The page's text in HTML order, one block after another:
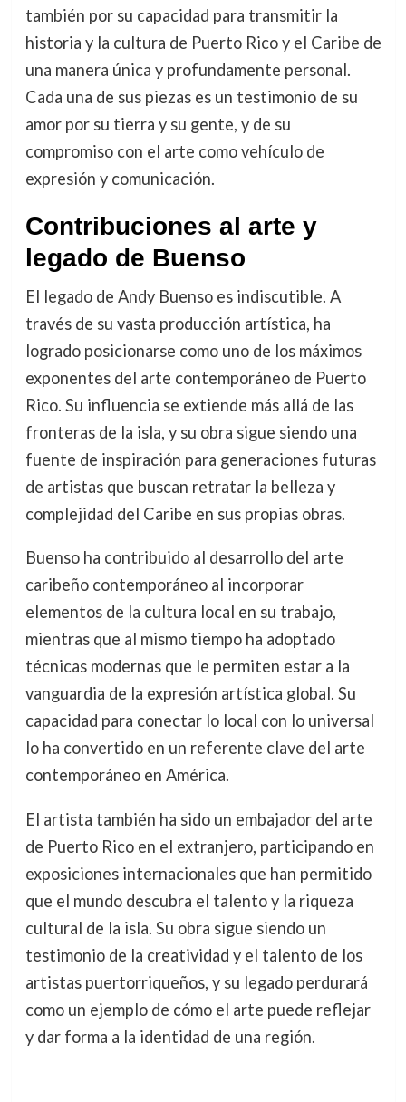
también por su capacidad para transmitir la
historia y la cultura de Puerto Rico y el Caribe de
una manera única y profundamente personal.
Cada una de sus piezas es un testimonio de su
amor por su tierra y su gente, y de su
compromiso con el arte como vehículo de
expresión y comunicación.
Contribuciones al arte y
legado de Buenso
El legado de Andy Buenso es indiscutible. A
través de su vasta producción artística, ha
logrado posicionarse como uno de los máximos
exponentes del arte contemporáneo de Puerto
Rico. Su influencia se extiende más allá de las
fronteras de la isla, y su obra sigue siendo una
fuente de inspiración para generaciones futuras
de artistas que buscan retratar la belleza y
complejidad del Caribe en sus propias obras.
Buenso ha contribuido al desarrollo del arte
caribeño contemporáneo al incorporar
elementos de la cultura local en su trabajo,
mientras que al mismo tiempo ha adoptado
técnicas modernas que le permiten estar a la
vanguardia de la expresión artística global. Su
capacidad para conectar lo local con lo universal
lo ha convertido en un referente clave del arte
contemporáneo en América.
El artista también ha sido un embajador del arte
de Puerto Rico en el extranjero, participando en
exposiciones internacionales que han permitido
que el mundo descubra el talento y la riqueza
cultural de la isla. Su obra sigue siendo un
testimonio de la creatividad y el talento de los
artistas puertorriqueños, y su legado perdurará
como un ejemplo de cómo el arte puede reflejar
y dar forma a la identidad de una región.